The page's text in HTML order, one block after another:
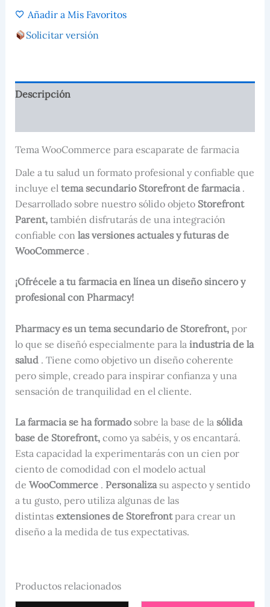
Añadir a Mis Favoritos
Solicitar versión
Descripción
Tema WooCommerce para escaparate de farmacia
Dale a tu salud un formato profesional y confiable que
incluye el tema secundario Storefront de farmacia.
Desarrollado sobre nuestro sólido objeto Storefront
Parent,también disfrutarás de una integración
confiable con las versiones actuales y futuras de
WooCommerce.
¡Ofrécele a tu farmacia en línea un diseño sincero y
profesional con Pharmacy!
Pharmacy es un tema secundario de Storefront,por
lo que se diseñó especialmente para la industria de la
salud. Tiene como objetivo un diseño coherente
pero simple, creado para inspirar confianza y una
sensación de tranquilidad en el cliente.
La farmacia se ha formadosobre la base de la sólida
base de Storefront,como ya sabéis, y os encantará.
Esta capacidad la experimentarás con un cien por
ciento de comodidad con el modelo actual
de WooCommerce. Personalizasu aspecto y sentido
a tu gusto, pero utiliza algunas de las
distintas extensiones de Storefrontpara crear un
diseño a la medida de tus expectativas.
Productos relacionados